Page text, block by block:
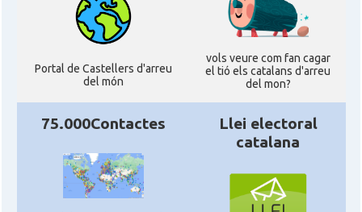
Portal de Castellers d'arreu
del món
vols veure com fan cagar
el tió els catalans d'arreu
del mon?
75.000Contactes
Llei electoral
catalana